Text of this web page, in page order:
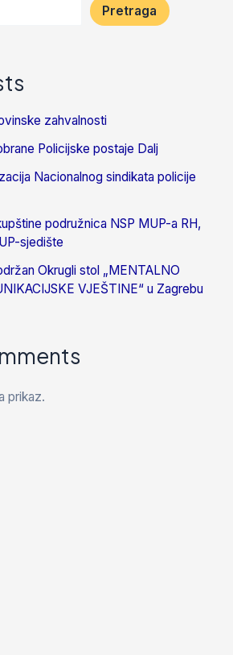
Pretraga
zahvalnosti
Policijske postaje Dalj
Nacionalnog sindikata policije
podružnica NSP MUP-a RH,
sjedište
Okrugli stol „MENTALNO
VJEŠTINE“ u Zagrebu
prikaz.